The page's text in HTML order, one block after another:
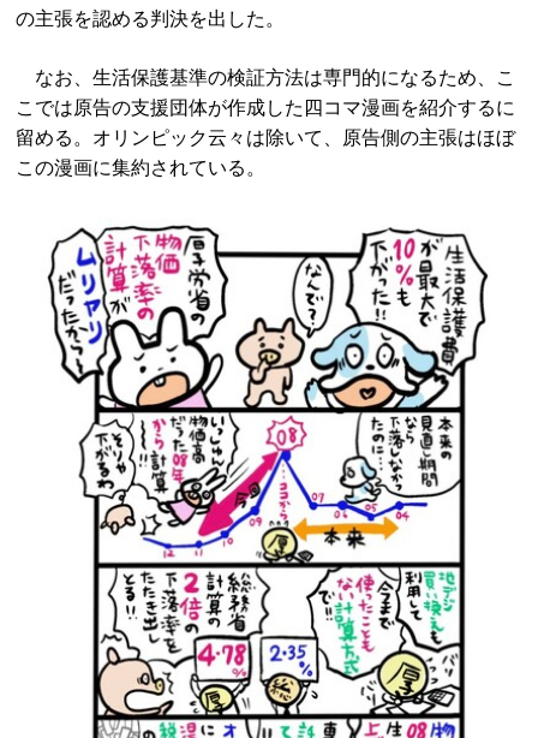
の主張を認める判決を出した。
なお、生活保護基準の検証方法は専門的になるため、こ
こでは原告の支援団体が作成した四コマ漫画を紹介するに
留める。オリンピック云々は除いて、原告側の主張はほぼ
この漫画に集約されている。